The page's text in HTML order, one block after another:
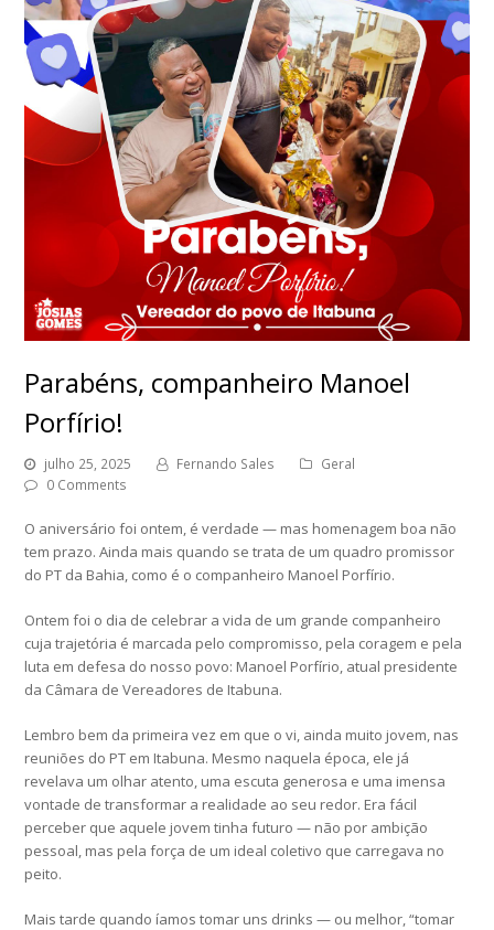
Parabéns, companheiro Manoel
Porfírio!
julho 25, 2025 Fernando Sales
Geral
0 Comments
O aniversário foi ontem, é verdade — mas homenagem boa não
tem prazo. Ainda mais quando se trata de um quadro promissor
do PT da Bahia, como é o companheiro Manoel Porfírio.
Ontem foi o dia de celebrar a vida de um grande companheiro
cuja trajetória é marcada pelo compromisso, pela coragem e pela
luta em defesa do nosso povo: Manoel Porfírio, atual presidente
da Câmara de Vereadores de Itabuna.
Lembro bem da primeira vez em que o vi, ainda muito jovem, nas
reuniões do PT em Itabuna. Mesmo naquela época, ele já
revelava um olhar atento, uma escuta generosa e uma imensa
vontade de transformar a realidade ao seu redor. Era fácil
perceber que aquele jovem tinha futuro — não por ambição
pessoal, mas pela força de um ideal coletivo que carregava no
peito.
Mais tarde quando íamos tomar uns drinks — ou melhor, “tomar